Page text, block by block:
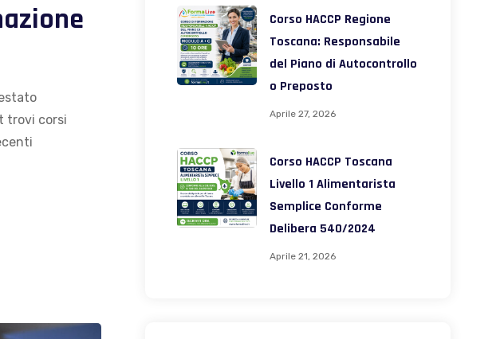
trovi corsi
Corso HACCP Regione
Toscana: Responsabile
del Piano di Autocontrollo
o Preposto
Aprile 27, 2026
Corso HACCP Toscana
Livello 1 Alimentarista
Semplice Conforme
Delibera 540/2024
Aprile 21, 2026